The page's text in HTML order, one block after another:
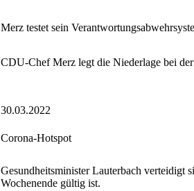
Merz testet sein
CDU-Chef Merz legt die Niederlage bei
30.03.2022
Corona-Hotspot
Gesundheitsminister Lauterbach verteidigt
Wochenende gültig ist.